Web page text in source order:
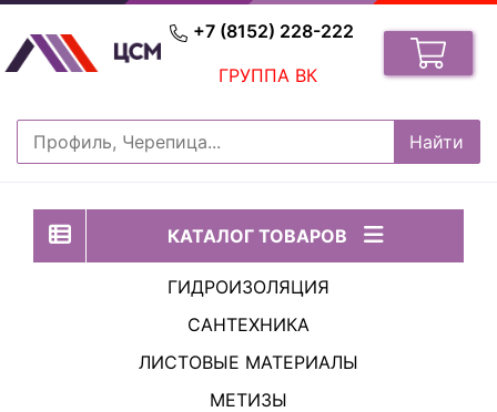
+7 (8152) 228-222
ГРУППА ВК
КАТАЛОГ ТОВАРОВ
ГИДРОИЗОЛЯЦИЯ
САНТЕХНИКА
ЛИСТОВЫЕ МАТЕРИАЛЫ
МЕТИЗЫ